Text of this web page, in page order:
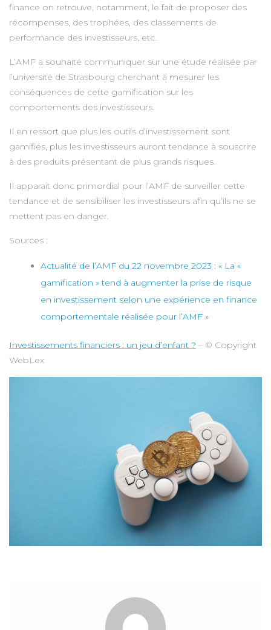
finance on retrouve, notamment, le fait de proposer des
récompenses, des trophées, des classements de
performance des investisseurs, etc.
L’AMF a souhaité communiquer sur une étude réalisée par
l’université de Strasbourg cherchant à mesurer les
conséquences de cette gamification sur les
comportements des investisseurs.
Il en ressort que plus les outils d’investissement sont
gamifiés, plus les investisseurs auront tendance à souscrire
à des produits présentant de plus grands risques.
Il apparait donc primordial pour l’AMF de surveiller cette
tendance et de sensibiliser les investisseurs afin qu’ils ne se
mettent pas en danger.
Sources :
Actualité de l’AMF du 22 novembre 2023 : « La «
gamification » tend à augmenter la prise de risque
en investissement selon une expérience en finance
comportementale réalisée pour l’AMF »
Investissements financiers : un jeu d’enfant ? – © Copyright
WebLex